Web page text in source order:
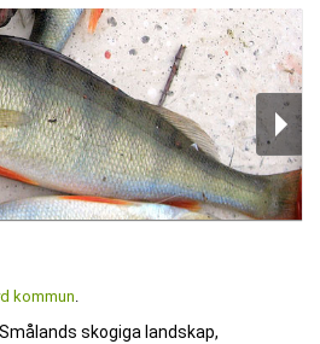
kommun.
skogiga landskap,